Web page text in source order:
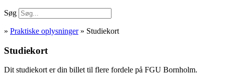
Søg
» Praktiske oplysninger» Studiekort
Studiekort
Dit studiekort er din billet til flere fordele på FGU Bornholm.